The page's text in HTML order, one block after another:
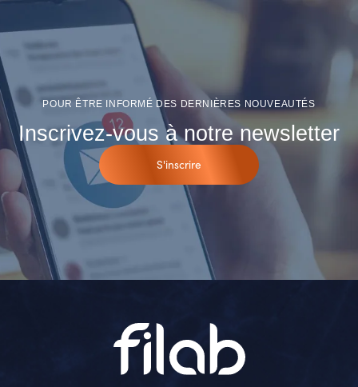
POUR ÊTRE INFORMÉ DES DERNIÈRES NOUVEAUTÉS
Inscrivez-vous à notre newsletter
S'inscrire